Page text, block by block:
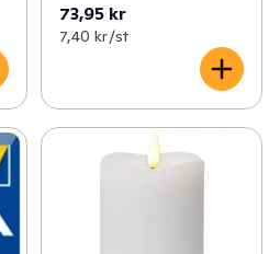
73,95 kr
7,40 kr /st